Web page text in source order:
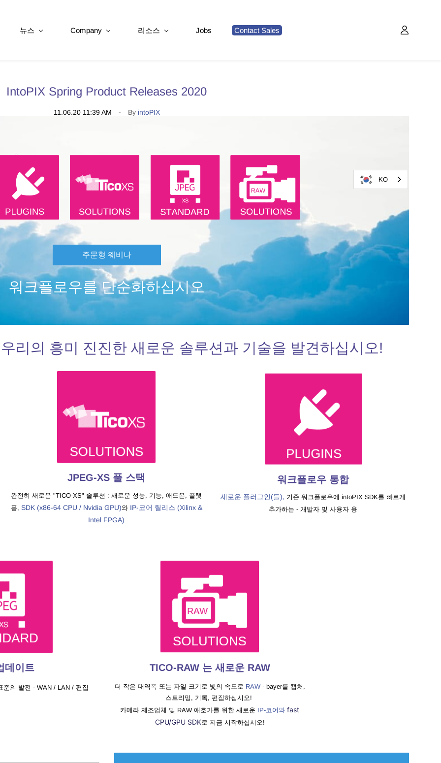
뉴스 Company 리소스 Jobs Contact Sales
IntoPIX Spring Product Releases 2020
11.06.20 11:39 AM By intoPIX
주문형 웨비나
워크플로우를 단순화하십시오
리의 흥미 진진한 새로운 솔루션과 기술을 발견하십시오!
JPEG-XS 풀 스택
완전히 새로운 "TICO-XS" 솔루션 : 새로운 성능, 기능, 애드온, 플랫
폼, SDK (x86-64 CPU / Nvidia GPU)와IP-코어 릴리스 (Xilinx &
Intel FPGA)
워크플로우 통합
새로운 플러그인(들), 기존 워크플로우에 intoPIX SDK를 빠르게
추가하는 - 개발자 및 사용자 용
데이트
준의 발전 - WAN / LAN / 편집
TICO-RAW 는 새로운 RAW
더 작은 대역폭 또는 파일 크기로 빛의 속도로 RAW - bayer를 캡처,
스트리밍, 기록, 편집하십시오!
카메라 제조업체 및 RAW 애호가를 위한 새로운 IP-코어와 fast
CPU/GPU SDK로 지금 시작하십시오!
KO